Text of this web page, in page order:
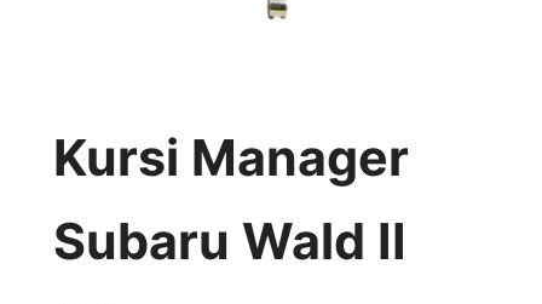
Kursi Manager
Subaru Wald II